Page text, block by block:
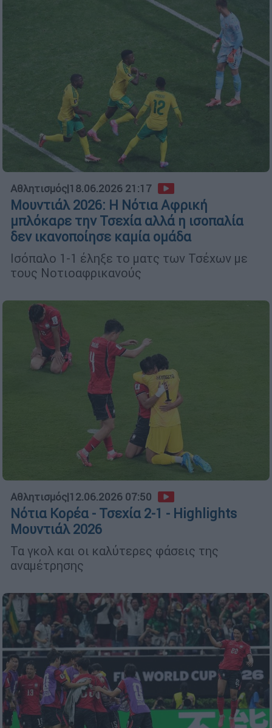
Αθλητισμός|18.06.2026 21:17
Μουντιάλ 2026: Η Νότια Αφρική
μπλόκαρε την Τσεχία αλλά η ισοπαλία
δεν ικανοποίησε καμία ομάδα
Ισόπαλο 1-1 έληξε το ματς των Τσέχων με
τους Νοτιοαφρικανούς
Αθλητισμός|12.06.2026 07:50
Νότια Κορέα - Τσεχία 2-1 - Highlights
Μουντιάλ 2026
Τα γκολ και οι καλύτερες φάσεις της
αναμέτρησης